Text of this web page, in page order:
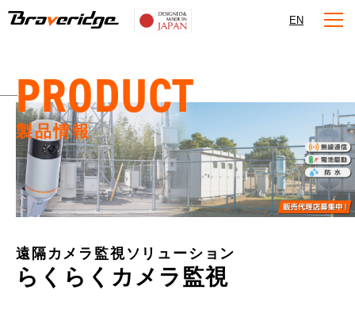
Braveridge
EN
PRODUCT
製品情報
遠隔カメラ監視ソリューション
らくらくカメラ監視